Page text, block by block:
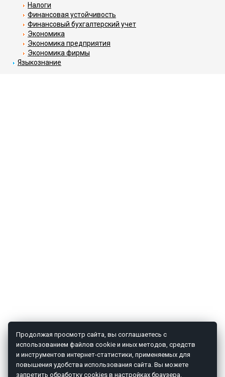
Налоги
Финансовая устойчивость
Финансовый бухгалтерский учет
Экономика
Экономика предприятия
Экономика фирмы
Языкознание
Продолжая просмотр сайта, вы соглашаетесь с
использованием файлов cookie и иных методов, средств
и инструментов интернет-статистики, применяемых для
повышения удобства использования сайта. Вы можете
запретить обработку cookies в настройках браузера.